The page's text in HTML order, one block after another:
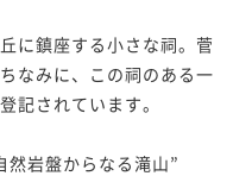
に鎮座する小さな祠。菅
なみに、この祠のある一
記されています。
然岩盤からなる滝山”